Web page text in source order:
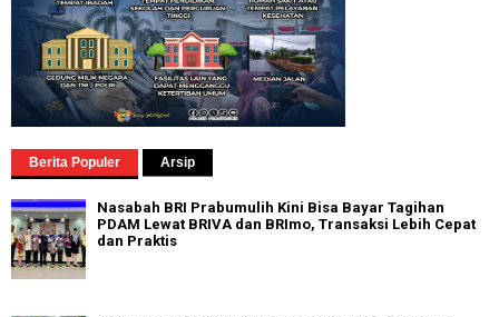
Berita Populer Arsip
Nasabah BRI Prabumulih Kini Bisa Bayar Tagihan
PDAM Lewat BRIVA dan BRImo, Transaksi Lebih Cepat
dan Praktis